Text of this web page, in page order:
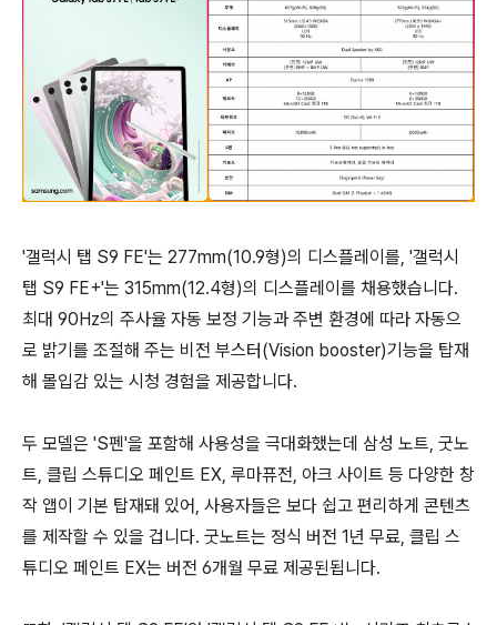
'갤럭시 탭 S9 FE'는 277mm(10.9형)의 디스플레이를, '갤럭시
탭 S9 FE+'는 315mm(12.4형)의 디스플레이를 채용했습니다.
최대 90Hz의 주사율 자동 보정 기능과 주변 환경에 따라 자동으
로 밝기를 조절해 주는 비전 부스터(Vision booster)기능을 탑재
해 몰입감 있는 시청 경험을 제공합니다.
두 모델은 'S펜'을 포함해 사용성을 극대화했는데 삼성 노트, 굿노
트, 클립 스튜디오 페인트 EX, 루마퓨전, 아크 사이트 등 다양한 창
작 앱이 기본 탑재돼 있어, 사용자들은 보다 쉽고 편리하게 콘텐츠
를 제작할 수 있을 겁니다. 굿노트는 정식 버전 1년 무료, 클립 스
튜디오 페인트 EX는 버전 6개월 무료 제공된됩니다.